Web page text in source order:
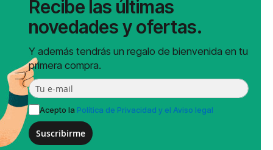
Recibe las últimas
novedades y ofertas.
Y además tendrás un regalo de bienvenida en tu
primera compra.
Acepto la Política de Privacidad y el Aviso legal
Suscribirme